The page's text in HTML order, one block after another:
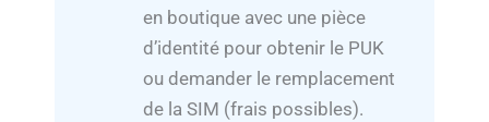
en boutique avec une pièce
d’identité pour obtenir le PUK
ou demander le remplacement
de la SIM (frais possibles).